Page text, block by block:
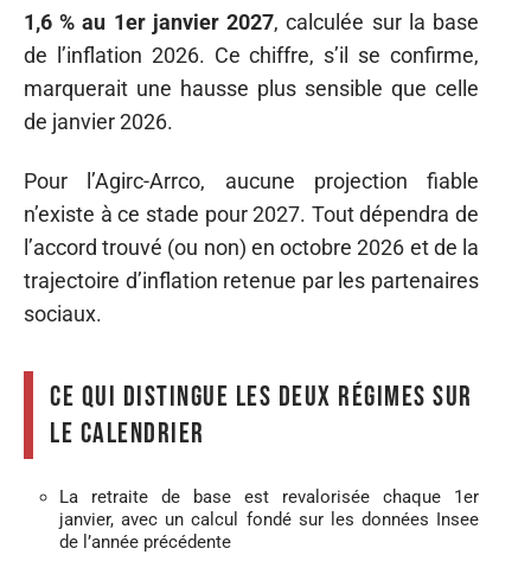
1,6 % au 1er janvier 2027, calculée sur la base
de l’inflation 2026. Ce chiffre, s’il se confirme,
marquerait une hausse plus sensible que celle
de janvier 2026.
Pour l’Agirc-Arrco, aucune projection fiable
n’existe à ce stade pour 2027. Tout dépendra de
l’accord trouvé (ou non) en octobre 2026 et de la
trajectoire d’inflation retenue par les partenaires
sociaux.
Ce qui distingue les deux régimes sur
le calendrier
La retraite de base est revalorisée chaque 1er
janvier, avec un calcul fondé sur les données Insee
de l’année précédente